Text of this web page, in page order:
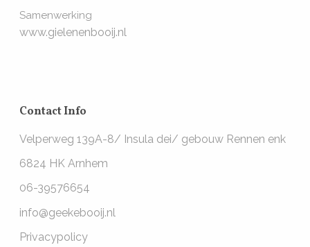
Samenwerking
www.gielenenbooij.nl
Contact Info
Velperweg 139A-8/ Insula dei/ gebouw Rennen enk
6824 HK Arnhem
06-39576654
info@geekebooij.nl
Privacypolicy